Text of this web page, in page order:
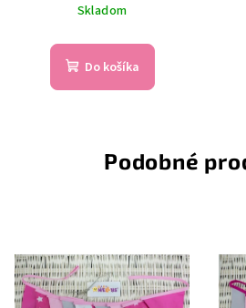
Skladom
Do košíka
Podobné